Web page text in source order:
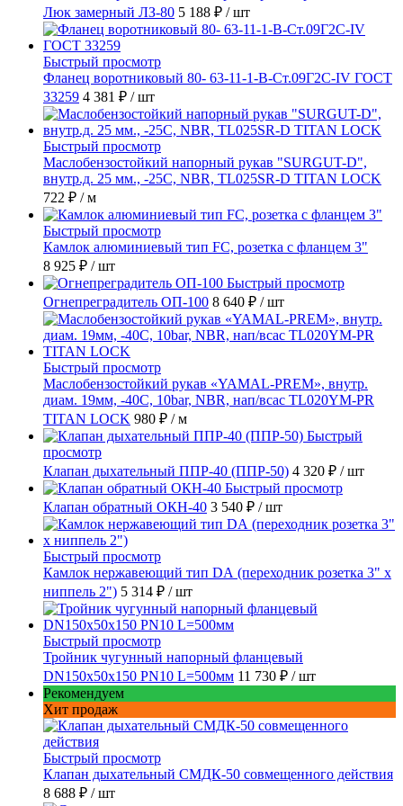
Люк замерный ЛЗ-80 5 188 ₽ / шт
Быстрый просмотр
Фланец воротниковый 80- 63-11-1-B-Ст.09Г2С-IV ГОСТ
33259 4 381 ₽ / шт
Быстрый просмотр
Маслобензостойкий напорный рукав "SURGUT-D",
внутр.д. 25 мм., -25C, NBR, TL025SR-D TITAN LOCK
722 ₽ / м
Быстрый просмотр
Камлок алюминиевый тип FC, розетка с фланцем 3"
8 925 ₽ / шт
Быстрый просмотр
Огнепреградитель ОП-100 8 640 ₽ / шт
Быстрый просмотр
Маслобензостойкий рукав «YAMAL-PREM», внутр.
диам. 19мм, -40C, 10bar, NBR, нап/всас TL020YM-PR
TITAN LOCK 980 ₽ / м
Быстрый
просмотр
Клапан дыхательный ППР-40 (ППР-50) 4 320 ₽ / шт
Быстрый просмотр
Клапан обратный ОКН-40 3 540 ₽ / шт
Быстрый просмотр
Камлок нержавеющий тип DА (переходник розетка 3" х
ниппель 2") 5 314 ₽ / шт
Быстрый просмотр
Тройник чугунный напорный фланцевый
DN150х50х150 PN10 L=500мм 11 730 ₽ / шт
Рекомендуем
Хит продаж
Быстрый просмотр
Клапан дыхательный СМДК-50 совмещенного действия
8 688 ₽ / шт